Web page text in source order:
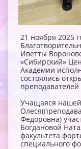
21 ноября 2025
Иветты
«Сибирский»
Академии
состоялись
Учащаяся
Федоровна)
Богдановой
факультета
специального